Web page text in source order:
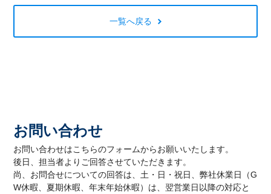
一覧へ戻る
お問い合わせ
お問い合わせはこちらのフォームからお願いいたします。
後日、担当者よりご回答させていただきます。
尚、お問合せについての回答は、土・日・祝日、弊社休業日（G
W休暇、夏期休暇、年末年始休暇）は、翌営業日以降の対応と